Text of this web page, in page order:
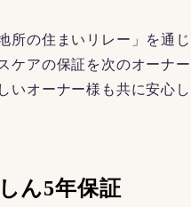
地所の住まいリレー」を通
ケアの保証を次のオーナ
いオーナー様も共に安心
ん5年保証